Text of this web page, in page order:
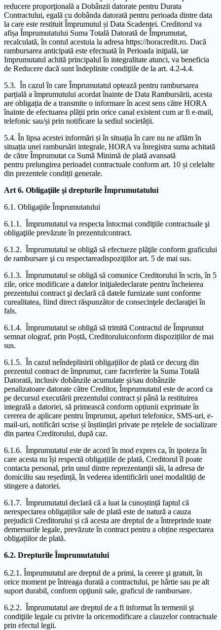
reducere proporţională a Dobânzii datorate pentru Durata
Contractului, egală cu dobânda datorată pentru perioada dintre data
la care este restituit Împrumutul și Data Scadenței. Creditorul va
afișa Împrumutatului Suma Totală Datorată de Împrumutat,
recalculată, în contul acestuia la adresa https://horacredit.ro. Dacă
rambursarea anticipată este efectuată în Perioada iniţială, iar
Imprumutatul achită principalul în integralitate atunci, va beneficia
de Reducere dacă sunt îndeplinite condiţiile de la art. 4.2-4.4.
5.3. În cazul în care Împrumutatul optează pentru rambursarea
parțială a împrumutului acordat înainte de Data Rambursării, acesta
are obligația de a transmite o informare în acest sens către HORA
înainte de efectuarea plății prin orice canal existent cum ar fi e-mail,
telefonic sau/și prin notificare la sediul societății.
5.4. În lipsa acestei informări și în situația în care nu ne aflăm în
situația unei rambursări integrale, HORA va înregistra suma achitată
de către Împrumutat ca Sumă Minimă de plată avansată
pentru prelungirea perioadei contractuale conform art. 10 și celelalte
din prezentele condiții generale.
Art 6. Obligaţiile şi drepturile Împrumutatului
6.1. Obligaţiile Împrumutatului
6.1.1. Împrumutatul va respecta întocmai condiţiile contractuale şi
obligaţiile prevăzute în prezentulcontract.
6.1.2. Împrumutatul se obligă să efectueze plăţile conform graficului
de rambursare şi cu respectareadispoziţiilor art. 5 de mai sus.
6.1.3. Împrumutatul se obligă să comunice Creditorului în scris, în 5
zile, orice modificare a datelor iniţialedeclarate pentru încheierea
prezentului contract şi declară că datele furnizate sunt conforme
curealitatea, fiind direct răspunzător de consecinţele declaraţiei în
fals.
6.1.4. Împrumutatul se obligă să trimită Contractul de Împrumut
semnat olograf, prin Poștă, Creditoruluiconform dispozițiilor de mai
sus.
6.1.5. În cazul neîndeplinirii obligațiilor de plată ce decurg din
prezentul contract de împrumut, care facreferire la Suma Totală
Datorată, inclusiv dobânzile acumulate și/sau dobânzile
penalizatoare datorate către Creditor, Împrumutatul este de acord ca
pe decursul executării prezentului contract și până la restituirea
integrală a datoriei, să primească conform opțiunii exprimate în
cererea de aplicare pentru împrumut, apeluri telefonice, SMS-uri, e-
mail-uri, notificări scrise și înștiințări private pe rețelele de socializare
din partea Creditorului, după caz.
6.1.6. Împrumutatul este de acord în mod expres ca, în ipoteza în
care acesta nu își respectă obligațiile de plată, Creditorul îl poate
contacta personal, prin unul dintre reprezentanții săi, la adresa de
domiciliu sau reședință, în vederea identificării unei modalități de
stingere a datoriei.
6.1.7. Împrumutatul declară că a luat la cunoștință faptul că
nerespectarea obligațiilor sale de plată este de natură a cauza
prejudicii Creditorului și că acesta are dreptul de a întreprinde toate
demersurile legale, prevăzute în contract pentru a obține respectarea
obligațiilor de plată.
6.2. Drepturile Împrumutatului
6.2.1. Împrumutatul are dreptul de a primi, la cerere şi gratuit, în
orice moment pe întreaga durată a contractului, pe hârtie sau pe alt
suport durabil, conform opţiunii sale, graficul de rambursare.
6.2.2. Împrumutatul are dreptul de a fi informat în termenii şi
condiţiile legale cu privire la oricemodificare a clauzelor contractuale
prin efectul legii.